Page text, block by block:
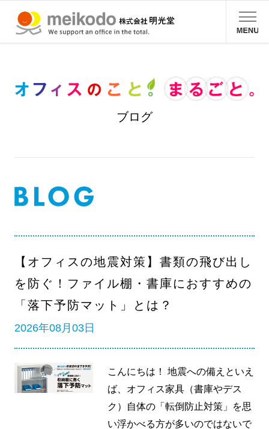
ブログ
【オフィスの地震対策】書類の飛び出し
を防ぐ！ファイル棚・書庫におすすめの
「落下予防マット」とは？
2026年08月03日
こんにちは！ 地震への備えといえ
ば、オフィス家具（書庫やデス
ク）自体の「転倒防止対策」を思
い浮かべる方が多いのではないで